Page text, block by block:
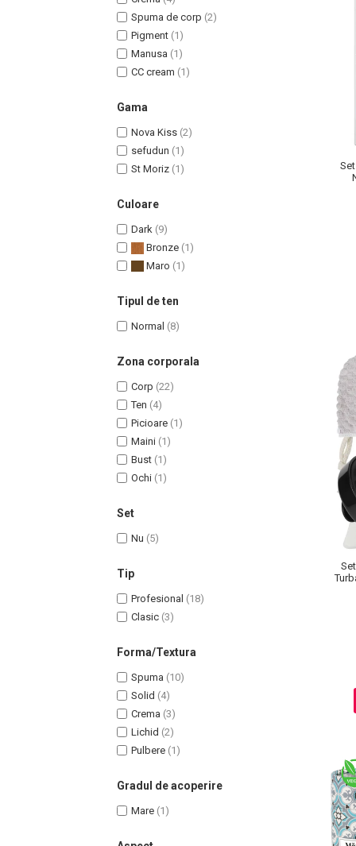
Uleiuri Unghii / Cuticule
Produse Curatare Ten
Demachiant si Apa Micelara
Spuma de corp (2)
Pigment (1)
Manusa (1)
CC cream (1)
Gama
Nova Kiss (2)
sefudun (1)
St Moriz (1)
Culoare
Dark (9)
Bronze (1)
Maro (1)
Tipul de ten
Normal (8)
Zona corporala
Corp (22)
Ten (4)
Picioare (1)
Maini (1)
Bust (1)
Ochi (1)
Set
Nu (5)
Tip
Profesional (18)
Clasic (3)
Forma/Textura
Spuma (10)
Solid (4)
Crema (3)
Lichid (2)
Pulbere (1)
Gradul de acoperire
Mare (1)